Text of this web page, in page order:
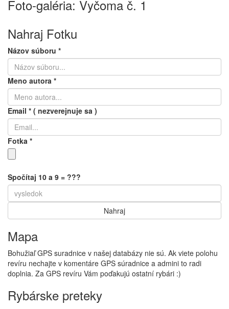
Foto-galéria: Vyčoma č. 1
Nahraj Fotku
Názov súboru *
Meno autora *
Email * ( nezverejnuje sa )
Fotka *
Spočítaj 10 a 9 = ???
Mapa
Bohužiaľ GPS suradnice v našej databázy nie sú. Ak viete polohu
revíru nechajte v komentáre GPS súradnice a admini to radi
doplnia. Za GPS revíru Vám poďakujú ostatní rybári :)
Rybárske preteky